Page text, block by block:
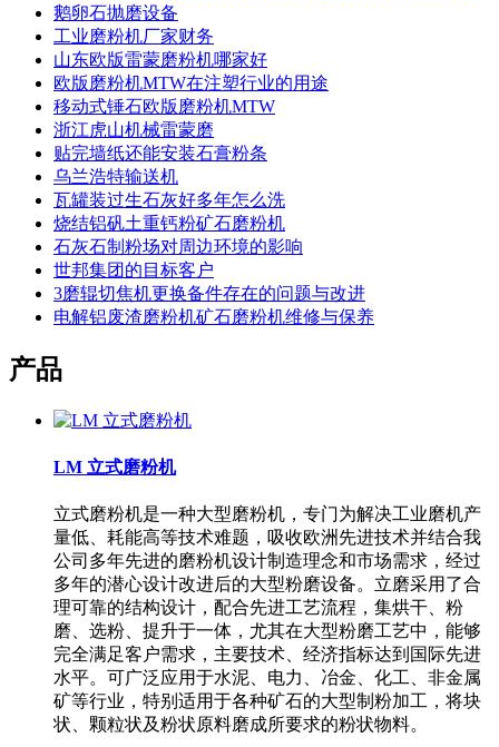
鹅卵石抛磨设备
工业磨粉机厂家财务
山东欧版雷蒙磨粉机哪家好
欧版磨粉机MTW在注塑行业的用途
移动式锤石欧版磨粉机MTW
浙江虎山机械雷蒙磨
贴完墙纸还能安装石膏粉条
乌兰浩特输送机
瓦罐装过生石灰好多年怎么洗
烧结铝矾土重钙粉矿石磨粉机
石灰石制粉场对周边环境的影响
世邦集团的目标客户
3磨辊切焦机更换备件存在的问题与改进
电解铝废渣磨粉机矿石磨粉机维修与保养
产品
LM 立式磨粉机
立式磨粉机是一种大型磨粉机，专门为解决工业磨机产
量低、耗能高等技术难题，吸收欧洲先进技术并结合我
公司多年先进的磨粉机设计制造理念和市场需求，经过
多年的潜心设计改进后的大型粉磨设备。立磨采用了合
理可靠的结构设计，配合先进工艺流程，集烘干、粉
磨、选粉、提升于一体，尤其在大型粉磨工艺中，能够
完全满足客户需求，主要技术、经济指标达到国际先进
水平。可广泛应用于水泥、电力、冶金、化工、非金属
矿等行业，特别适用于各种矿石的大型制粉加工，将块
状、颗粒状及粉状原料磨成所要求的粉状物料。